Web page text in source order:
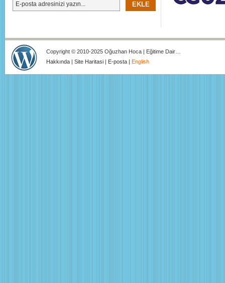
Copyright © 2010-2025 Oğuzhan Hoca | Eğitime Dair…
Hakkında | Site Haritasi | E-posta | English